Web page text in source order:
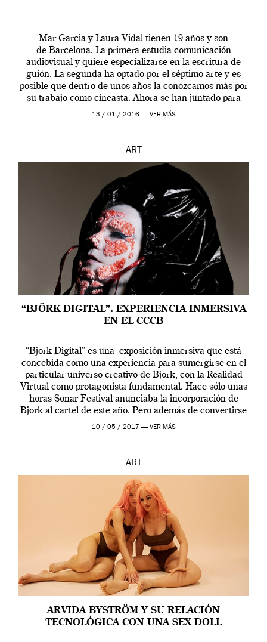
Mar Garcia y Laura Vidal tienen 19 años y son
de Barcelona. La primera estudia comunicación
audiovisual y quiere especializarse en la escritura de
guión. La segunda ha optado por el séptimo arte y es
posible que dentro de unos años la conozcamos más por
su trabajo como cineasta. Ahora se han juntado para
contarnos una […]
13 / 01 / 2016 — VER MÁS
ART
“BJÖRK DIGITAL”. EXPERIENCIA INMERSIVA
EN EL CCCB
“Bjork Digital” es una exposición inmersiva que está
concebida como una experiencia para sumergirse en el
particular universo creativo de Björk, con la Realidad
Virtual como protagonista fundamental. Hace sólo unas
horas Sonar Festival anunciaba la incorporación de
Björk al cartel de este año. Pero además de convertirse
en una de las actuaciones más relevantes […]
10 / 05 / 2017 — VER MÁS
ART
ARVIDA BYSTRÖM Y SU RELACIÓN
TECNOLÓGICA CON UNA SEX DOLL